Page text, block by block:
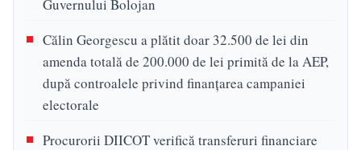
Guvernului Bolojan
Călin Georgescu a plătit doar 32.500 de lei din
amenda totală de 200.000 de lei primită de la AEP,
după controalele privind finanțarea campaniei
electorale
Procurorii DIICOT verifică transferuri financiare